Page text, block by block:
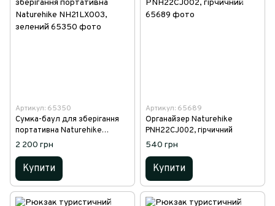
Артикул: 65350
Сумка-баул для зберігання
портативна Naturehike
NH21LX003, зелений
2 200 грн
Купити
Артикул: 65689
Органайзер Naturehike
PNH22CJ002, гірчичний
540 грн
Купити